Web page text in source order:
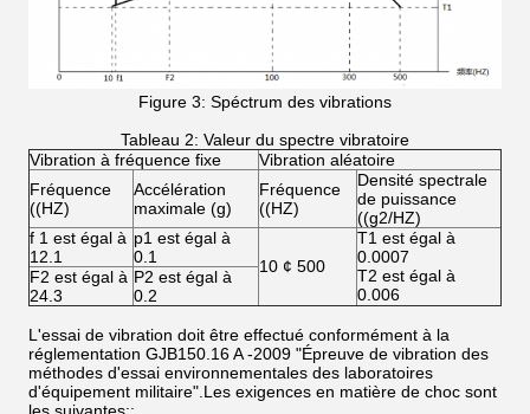
Figure 3: Spéctrum des vibrations
Tableau 2: Valeur du spectre vibratoire
Vibration à fréquence fixe
Vibration aléatoire
Fréquence
((HZ)
Accélération
maximale (g)
Fréquence
((HZ)
Densité spectrale
de puissance
((g2/HZ)
f 1 est égal à
12.1
p1 est égal à
0.1
10 ¢ 500
T1 est égal à
0.0007
T2 est égal à
0.006
F2 est égal à
24.3
P2 est égal à
0.2
L'essai de vibration doit être effectué conformément à la
réglementation GJB150.16 A -2009 "Épreuve de vibration des
méthodes d'essai environnementales des laboratoires
d'équipement militaire".Les exigences en matière de choc sont
les suivantes::